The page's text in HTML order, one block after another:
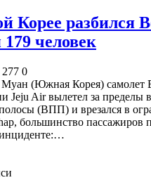
разбился
человек
277 0
Муан (Южная Корея) самолет
Jeju Air вылетел за пределы
(ВПП) и врезался в
большинство пассажиров